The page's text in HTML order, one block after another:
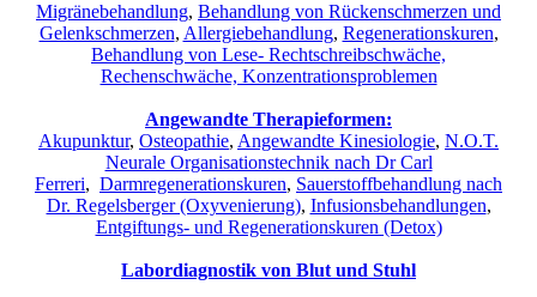
Migränebehandlung, Behandlung von Rückenschmerzen und
Gelenkschmerzen, Allergiebehandlung, Regenerationskuren,
Behandlung von Lese- Rechtschreibschwäche,
Rechenschwäche, Konzentrationsproblemen
Angewandte Therapieformen:
Akupunktur, Osteopathie, Angewandte Kinesiologie, N.O.T.
Neurale Organisationstechnik nach Dr Carl
Ferreri, Darmregenerationskuren, Sauerstoffbehandlung nach
Dr. Regelsberger (Oxyvenierung), Infusionsbehandlungen,
Entgiftungs- und Regenerationskuren (Detox)
Labordiagnostik von Blut und Stuhl